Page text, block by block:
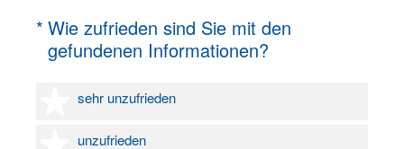
* Wie zufrieden sind Sie mit den
gefundenen Informationen?
(Erforderlich.)
sehr unzufrieden
1 Stern
unzufrieden